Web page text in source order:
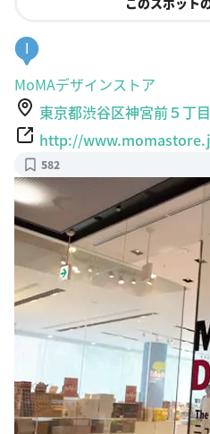
I
MoMAデザインストア
東京都渋谷区神宮前５丁
http://
582